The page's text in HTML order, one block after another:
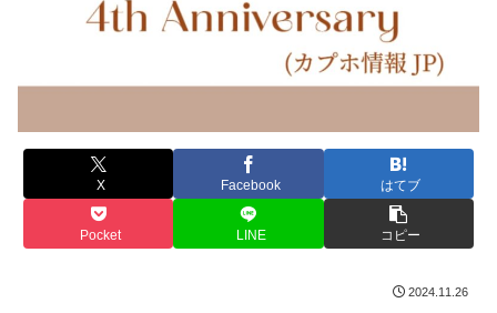
X Facebook はてブ
Pocket LINE コピー
2024.11.26